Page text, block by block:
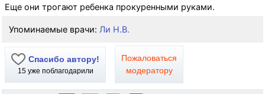
Еще они трогают ребенка прокуренными руками.
Упоминаемые врачи: Ли Н.В.
Спасибо автору!
15уже поблагодарили
Пожаловаться
модератору